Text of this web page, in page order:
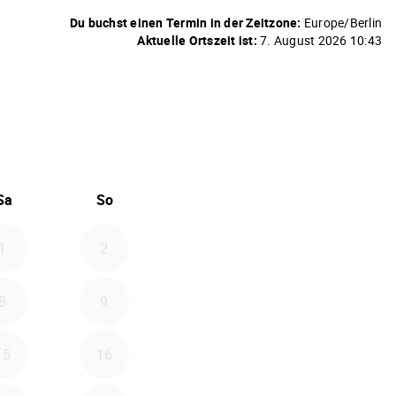
Du buchst einen Termin in der Zeitzone: Europe/Berlin
Aktuelle Ortszeit ist: 7. August 2026 10:43
So
1 2
8 9
16